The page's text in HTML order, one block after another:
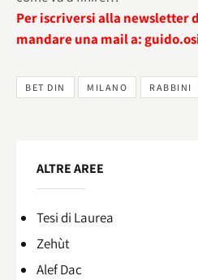
Per iscriversi alla newsletter
mandare una mail a:
BET DIN MILANO RABBINI
ALTRE AREE
Tesi di Laurea
Zehùt
Alef Dac